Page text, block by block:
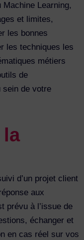
Learning,
et limites,
les bonnes
les techniques les
métiers
de
sein de votre
la
d’un projet client
aux
prévu à l’issue de
échanger et
en cas réel sur vos